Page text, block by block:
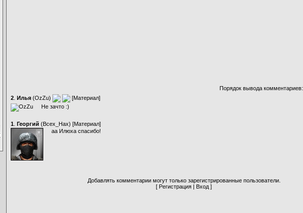
Порядок вывода комментариев:
2 Илья (OzZu) [Материал]
Не зачто :)
1 Георгий (Bcex_Hax) [Материал]
аа Илюха спасибо!
Добавлять комментарии могут только зарегистрированные пользователи.
[ Регистрация | Вход ]